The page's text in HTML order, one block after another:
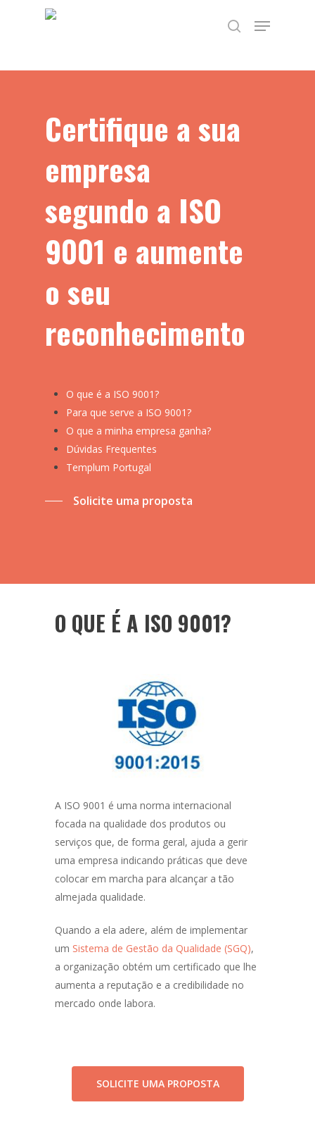
TEST89838
search
Menu
Certifique a sua
empresa
segundo a ISO
9001 e aumente
o seu
reconhecimento
O que é a ISO 9001?
Para que serve a ISO 9001?
O que a minha empresa ganha?
Dúvidas Frequentes
Templum Portugal
Solicite uma proposta
O QUE É A ISO 9001?
A ISO 9001 é uma norma internacional
focada na qualidade dos produtos ou
serviços que, de forma geral, ajuda a gerir
uma empresa indicando práticas que deve
colocar em marcha para alcançar a tão
almejada qualidade.
Quando a ela adere, além de implementar
um Sistema de Gestão da Qualidade (SGQ),
a organização obtém um certificado que lhe
aumenta a reputação e a credibilidade no
mercado onde labora.
SOLICITE UMA PROPOSTA